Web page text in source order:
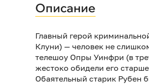
Описание
Главный герой
Клуни) — человек не
телешоу Опры Уинфри (в
жестоко обидели его
Обаятельный старик Рубен